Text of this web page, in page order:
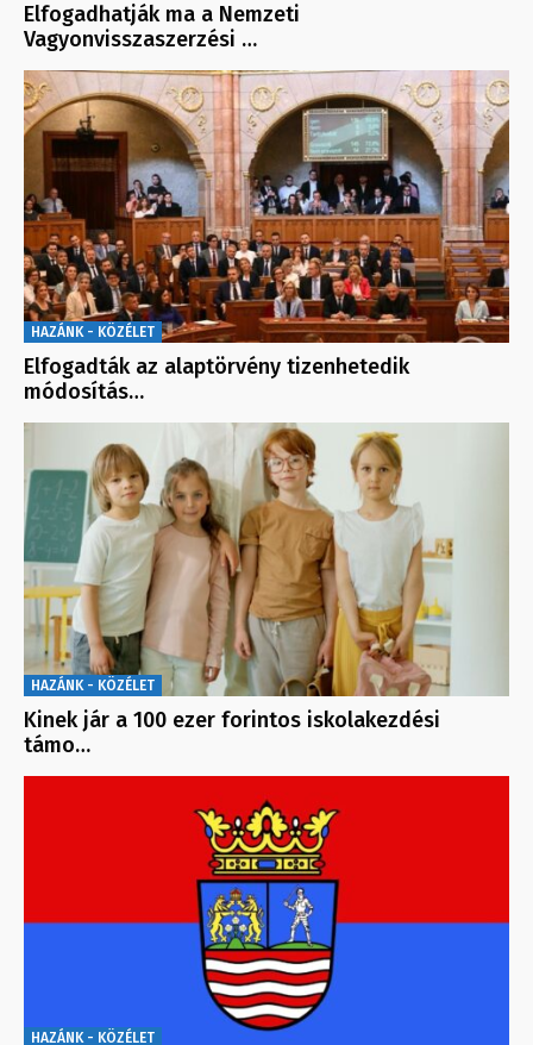
Elfogadhatják ma a Nemzeti
Vagyonvisszaszerzési …
HAZÁNK - KÖZÉLET
Elfogadták az alaptörvény tizenhetedik
módosítás…
HAZÁNK - KÖZÉLET
Kinek jár a 100 ezer forintos iskolakezdési
támo…
HAZÁNK - KÖZÉLET